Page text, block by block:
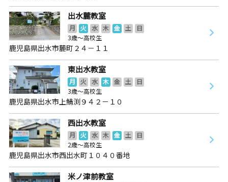
出水麓教室
月 火 水 木 金 土
日
3歳～高校生
鹿児島県出水市麓町２４－１１
東出水教室
月 火 水 木 金 土
日
3歳～高校生
鹿児島県出水市上鯖渕９４２－１０
西出水教室
月 火 水 木 金 土
日
2歳～高校生
鹿児島県出水市西出水町１０４０番地
米ノ津前教室